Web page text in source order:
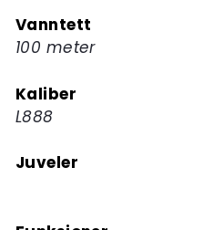
Vanntett
100 meter
Kaliber
L888
Juveler